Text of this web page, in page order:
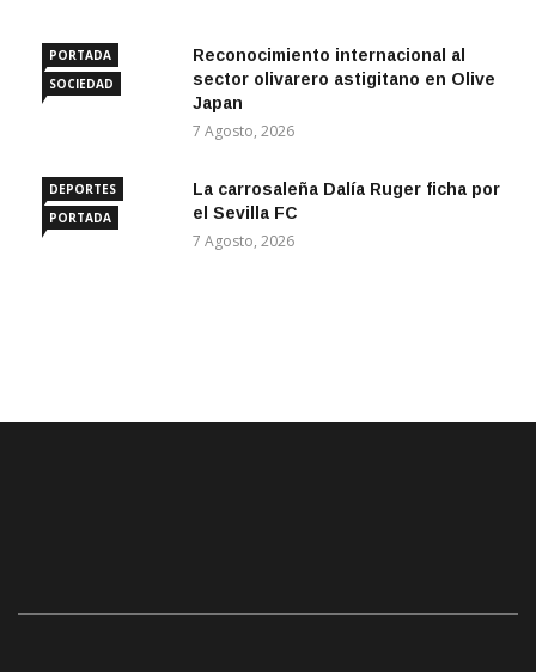
PORTADA
SOCIEDAD
Reconocimiento internacional al
sector olivarero astigitano en Olive
Japan
7 Agosto, 2026
DEPORTES
PORTADA
La carrosaleña Dalía Ruger ficha por
el Sevilla FC
7 Agosto, 2026